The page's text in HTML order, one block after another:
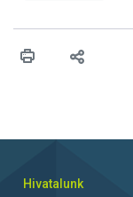
érésű szőlőkben is
felhasználók
Hivatalunk